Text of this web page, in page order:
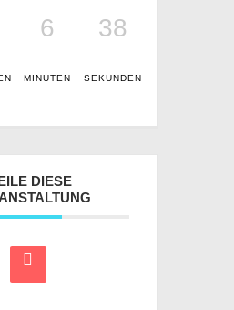
6
MINUTEN
38
SEKUNDEN
DIESE